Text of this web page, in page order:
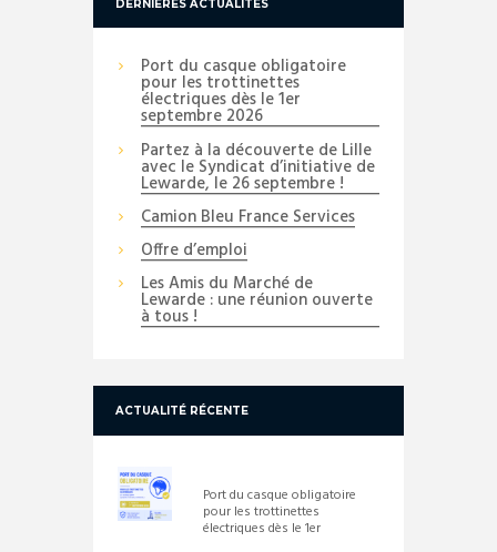
DERNIÈRES ACTUALITÉS
Port du casque obligatoire
pour les trottinettes
électriques dès le 1er
septembre 2026
Partez à la découverte de Lille
avec le Syndicat d’initiative de
Lewarde, le 26 septembre !
Camion Bleu France Services
Offre d’emploi
Les Amis du Marché de
Lewarde : une réunion ouverte
à tous !
ACTUALITÉ RÉCENTE
Port du casque obligatoire
pour les trottinettes
électriques dès le 1er